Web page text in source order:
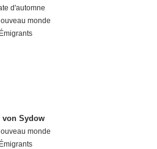
d'automne
monde
von Sydow
monde